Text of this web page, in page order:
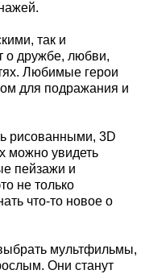
так и
о дружбе, любви,
Любимые герои
для подражания и
рисованными, 3D
можно увидеть
пейзажи и
не только
что-то новое о
мультфильмы,
Они станут